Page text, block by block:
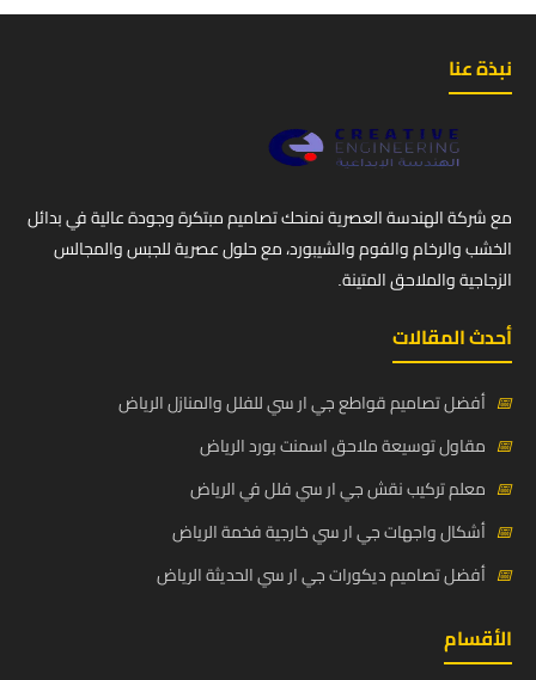
نبذة عنا
مع شركة الهندسة العصرية نمنحك تصاميم مبتكرة وجودة عالية في بدائل
الخشب والرخام والفوم والشيبورد، مع حلول عصرية للجبس والمجالس
الزجاجية والملاحق المتينة.
أحدث المقالات
📅 أفضل تصاميم قواطع جي ار سي للفلل والمنازل الرياض
📅 مقاول توسيعة ملاحق اسمنت بورد الرياض
📅 معلم تركيب نقش جي ار سي فلل في الرياض
📅 أشكال واجهات جي ار سي خارجية فخمة الرياض
📅 أفضل تصاميم ديكورات جي ار سي الحديثة الرياض
الأقسام